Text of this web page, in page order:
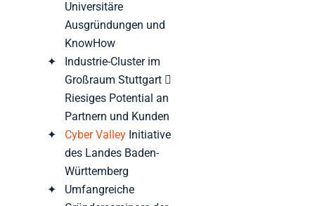
Universitäre
Ausgründungen und
KnowHow
Industrie-Cluster im
Großraum Stuttgart 
Riesiges Potential an
Partnern und Kunden
Cyber Valley Initiative
des Landes Baden-
Württemberg
Umfangreiche